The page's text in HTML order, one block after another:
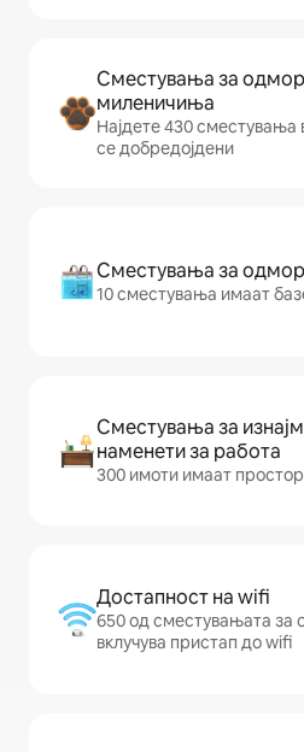
Сместувања за
миленичиња
Најдете 430
се добредојдени
Сместувања за
10 сместувања имаат
Сместувања за
наменети за работа
300 имоти имаат
Достапност на wifi
650 од сместувањата за
вклучува пристап до wifi